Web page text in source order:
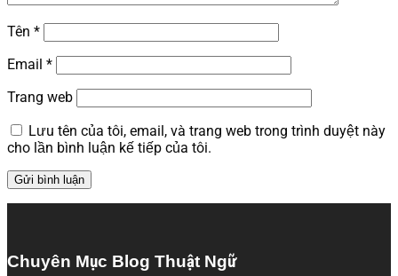
Tên *
Email *
Trang web
Lưu tên của tôi, email, và trang web trong trình duyệt này
cho lần bình luận kế tiếp của tôi.
Chuyên Mục Blog Thuật Ngữ